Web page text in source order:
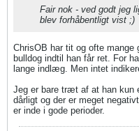
Fair nok - ved godt jeg
blev forhåbentligt vist ;)
ChrisOB har tit og ofte mange
bulldog indtil han får ret. For
lange indlæg. Men intet
Jeg er bare træt af at han kun
dårligt og der er meget
er inde i gode perioder.